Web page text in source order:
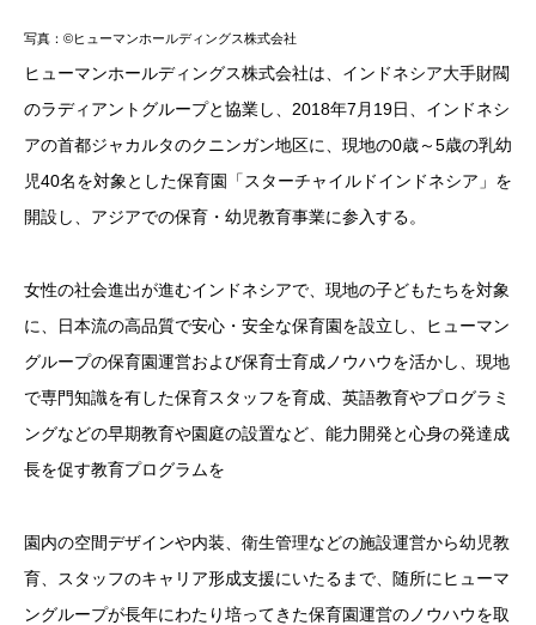
写真：©ヒューマンホールディングス株式会社
ヒューマンホールディングス株式会社は、インドネシア大手財閥
のラディアントグループと協業し、2018年7月19日、インドネシ
アの首都ジャカルタのクニンガン地区に、現地の0歳～5歳の乳幼
児40名を対象とした保育園「スターチャイルドインドネシア」を
開設し、アジアでの保育・幼児教育事業に参入する。
女性の社会進出が進むインドネシアで、現地の子どもたちを対象
に、日本流の高品質で安心・安全な保育園を設立し、ヒューマン
グループの保育園運営および保育士育成ノウハウを活かし、現地
で専門知識を有した保育スタッフを育成、英語教育やプログラミ
ングなどの早期教育や園庭の設置など、能力開発と心身の発達成
長を促す教育プログラムを
園内の空間デザインや内装、衛生管理などの施設運営から幼児教
育、スタッフのキャリア形成支援にいたるまで、随所にヒューマ
ングループが長年にわたり培ってきた保育園運営のノウハウを取